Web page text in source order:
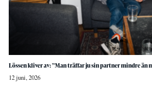
Lössen kliver av: ”Man träffar ju sin partner mindre än
12 juni, 2026